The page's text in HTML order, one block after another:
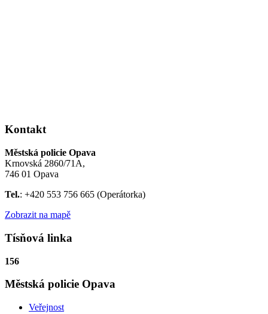
Kontakt
Městská policie Opava
Krnovská 2860/71A,
746 01 Opava
Tel.: +420 553 756 665 (Operátorka)
Zobrazit na mapě
Tísňová linka
156
Městská policie Opava
Veřejnost